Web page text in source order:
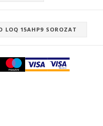
LOQ 15AHP9 SOROZAT